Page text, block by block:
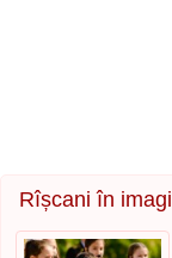
Rîșcani în